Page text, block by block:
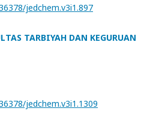
jedchem.v3i1.897
TARBIYAH DAN KEGURUAN
jedchem.v3i1.1309